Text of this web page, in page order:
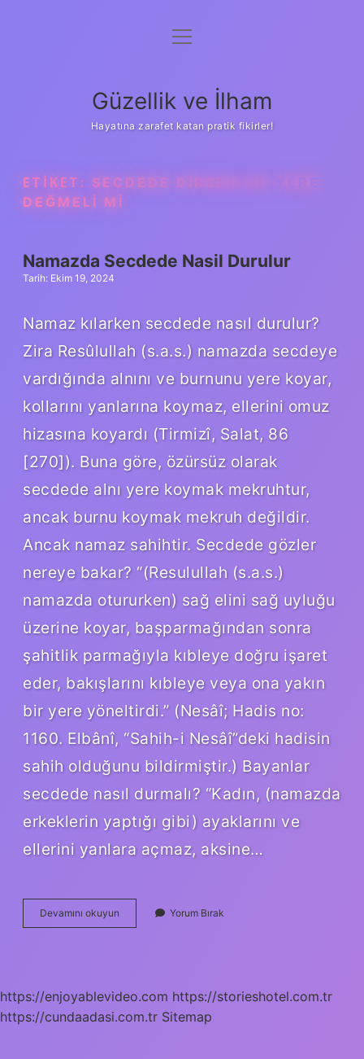
Anasayfa
Yasal Uyarı
menüyü
Güzellik ve İlham
Hayatına zarafet katan pratik fikirler!
ETIKET: SECDEDE DIRSEKLER YERE
DEĞMELI MI
Namazda Secdede Nasil Durulur
Tarih: Ekim 19, 2024
Namaz kılarken secdede nasıl durulur?
Zira Resûlullah (s.a.s.) namazda secdeye
vardığında alnını ve burnunu yere koyar,
kollarını yanlarına koymaz, ellerini omuz
hizasına koyardı (Tirmizî, Salat, 86
[270]). Buna göre, özürsüz olarak
secdede alnı yere koymak mekruhtur,
ancak burnu koymak mekruh değildir.
Ancak namaz sahihtir. Secdede gözler
nereye bakar? “(Resulullah (s.a.s.)
namazda otururken) sağ elini sağ uyluğu
üzerine koyar, başparmağından sonra
şahitlik parmağıyla kıbleye doğru işaret
eder, bakışlarını kıbleye veya ona yakın
bir yere yöneltirdi.” (Nesâî; Hadis no:
1160. Elbânî, “Sahih-i Nesâî”deki hadisin
sahih olduğunu bildirmiştir.) Bayanlar
secdede nasıl durmalı? “Kadın, (namazda
erkeklerin yaptığı gibi) ayaklarını ve
ellerini yanlara açmaz, aksine…
Devamını okuyun Namazda
Secdede
Yorum Bırak
https://enjoyablevideo.com https://storieshotel.com.tr
https://cundaadasi.com.tr Sitemap